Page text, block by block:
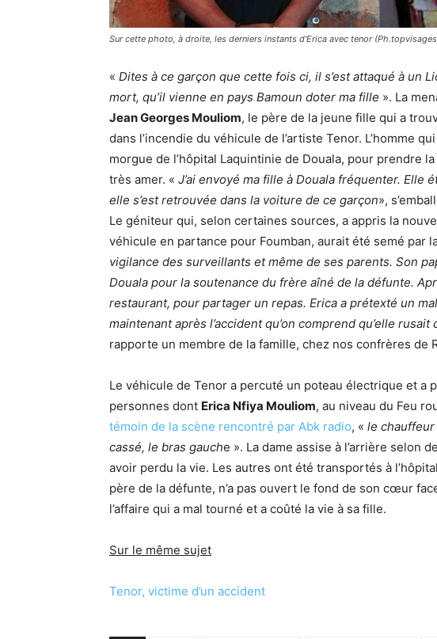
Sur cette photo, à droite, les derniers instants d'Erica avec tenor
« Dites à ce garçon que cette fois ci, il s’est attaqué à un
mort, qu’il vienne en pays Bamoun doter ma fille ». La
Jean Georges Mouliom, le père de la jeune fille qui a
dans l’incendie du véhicule de l’artiste Tenor. L’homme
morgue de l’hôpital Laquintinie de Douala, pour prendre
très amer. « J’ai envoyé ma fille à Douala fréquenter. Elle
elle s’est retrouvée dans la voiture de ce garçon»,
Le géniteur qui, selon certaines sources, a appris la
véhicule en partance pour Foumban, aurait été semé par
vigilance des surveillants et même de ses parents. Son
Douala pour la soutenance du frère aîné de la défunte.
restaurant, pour partager un repas. Erica a prétexté un
maintenant après l’accident qu’on comprend qu’elle
rapporte un membre de la famille, chez nos confrères de
Le véhicule de Tenor a percuté un poteau électrique et a
personnes dont Erica Nfiya Mouliom, au niveau du Feu
témoin de la scène rencontré par Abk radio, « le chauffeur
cassé, le bras gauche ». La dame assise à l’arrière selon
avoir perdu la vie. Les autres ont été transportés à
père de la défunte, n’a pas ouvert le fond de son cœur
l’affaire qui a mal tourné et a coûté la vie à sa fille.
Sur le même sujet
Tenor, victime d’un accident